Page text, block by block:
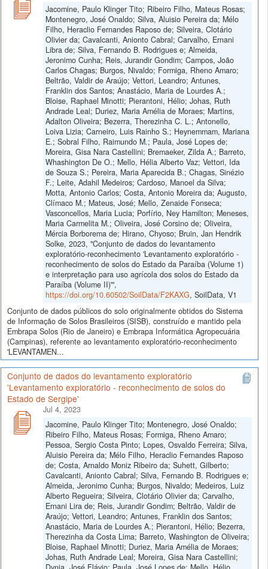
Jacomine, Paulo Klinger Tito; Ribeiro Filho, Mateus Rosas;
Montenegro, José Onaldo; Silva, Aluisio Pereira da; Mélo
Filho, Heraclio Fernandes Raposo de; Silveira, Clotário
Olivier da; Cavalcanti, Anionto Cabral; Carvalho, Ernani
Libra de; Silva, Fernando B. Rodrigues e; Almeida,
Jeronimo Cunha; Reis, Jurandir Gondim; Campos, João
Carlos Chagas; Burgos, Nivaldo; Formiga, Rheno Amaro;
Beltrão, Valdir de Araújo; Vettori, Leandro; Antunes,
Franklin dos Santos; Anastácio, Maria de Lourdes A.;
Bloise, Raphael Minotti; Pierantoni, Hélio; Johas, Ruth
Andrade Leal; Duriez, Maria Amélia de Moraes; Martins,
Adalton Oliveira; Bezerra, Therezinha C. L.; Antonello,
Loiva Lizia; Carneiro, Luis Rainho S.; Heynemmam, Mariana
E.; Sobral Filho, Raimundo M.; Paula, José Lopes de;
Moreira, Gisa Nara Castellini; Bremaeker, Zilda A.; Barreto,
Whashington De O.; Mello, Hélia Alberto Vaz; Vettori, Ida
de Souza S.; Pereira, Maria Aparecida B.; Chagas, Sinézio
F.; Leite, Adahil Medeiros; Cardoso, Manoel da Silva;
Motta, Antonio Carlos; Costa, Antonio Moreira da; Augusto,
Clímaco M.; Mateus, José; Mello, Zenaide Fonseca;
Vasconcellos, Maria Lucia; Porfírio, Ney Hamilton; Meneses,
Maria Carmelita M.; Oliveira, José Corsino de; Oliveira,
Mércia Borborema de; Hirano, Chyoso; Bruin, Jan Hendrik
Solke, 2023, "Conjunto de dados do levantamento
exploratório-reconhecimento 'Levantamento exploratório -
reconhecimento de solos do Estado da Paraíba (Volume 1)
e interpretação para uso agrícola dos solos do Estado da
Paraíba (Volume II)'",
https://doi.org/10.60502/SoilData/F2KAXG, SoilData, V1
Conjunto de dados públicos do solo originalmente obtidos do Sistema
de Informação de Solos Brasileiros (SISB), construído e mantido pela
Embrapa Solos (Rio de Janeiro) e Embrapa Informática Agropecuária
(Campinas), referente ao levantamento exploratório-reconhecimento
'LEVANTAMEN...
Conjunto de dados do levantamento exploratório
'Levantamento exploratório - reconhecimento de solos do
Estado de Sergipe'
Jul 4, 2023
Jacomine, Paulo Klinger Tito; Montenegro, José Onaldo;
Ribeiro Filho, Mateus Rosas; Formiga, Rheno Amaro;
Pessoa, Sergio Costa Pinto; Lopes, Osvaldo Ferreira; Silva,
Aluisio Pereira da; Mélo Filho, Heraclio Fernandes Raposo
de; Costa, Arnaldo Moniz Ribeiro da; Suhett, Gilberto;
Cavalcanti, Anionto Cabral; Silva, Fernando B. Rodrigues e;
Almeida, Jeronimo Cunha; Burgos, Nivaldo; Medeiros, Luiz
Alberto Regueira; Silveira, Clotário Olivier da; Carvalho,
Ernani Lira de; Reis, Jurandir Gondim; Beltrão, Valdir de
Araújo; Vettori, Leandro; Antunes, Franklin dos Santos;
Anastácio, Maria de Lourdes A.; Pierantoni, Hélio; Bezerra,
Therezinha da Costa Lima; Barreto, Washington de Oliveira;
Bloise, Raphael Minotti; Duriez, Maria Amélia de Moraes;
Johas, Ruth Andrade Leal; Moreira, Gisa Nara Castellini;